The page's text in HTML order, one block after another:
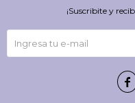
¡Suscribite y
